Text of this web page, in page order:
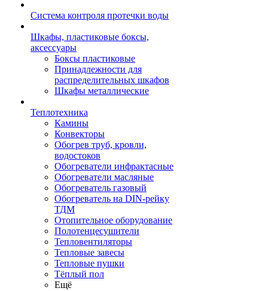
Система контроля протечки воды
Шкафы, пластиковые боксы,
аксессуары
Боксы пластиковые
Принадлежности для
распределительных шкафов
Шкафы металлические
Теплотехника
Камины
Конвекторы
Обогрев труб, кровли,
водостоков
Обогреватели инфрактасные
Обогреватели масляные
Обогреватель газовый
Обогреватель на DIN-рейку
ТДМ
Отопительное оборудование
Полотенцесушители
Тепловентиляторы
Тепловые завесы
Тепловые пушки
Тёплый пол
Ещё